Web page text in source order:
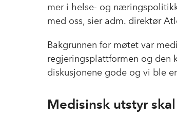
mer i helse- og
med oss, sier adm. direktør
Bakgrunnen for møtet var
regjeringsplattformen og den
diskusjonene gode og vi ble
Medisinsk utstyr